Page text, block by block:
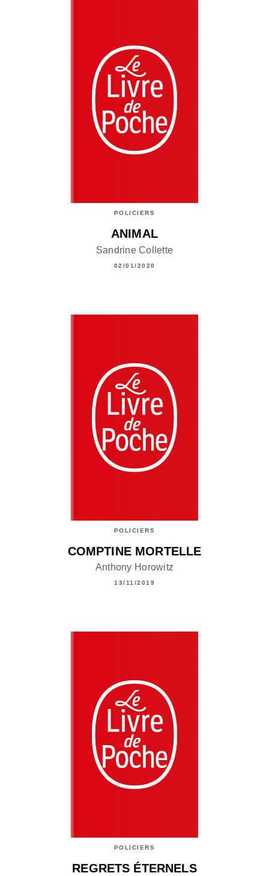
POLICIERS
ANIMAL
Sandrine Collette
02/01/2020
POLICIERS
COMPTINE MORTELLE
Anthony Horowitz
13/11/2019
POLICIERS
REGRETS ÉTERNELS